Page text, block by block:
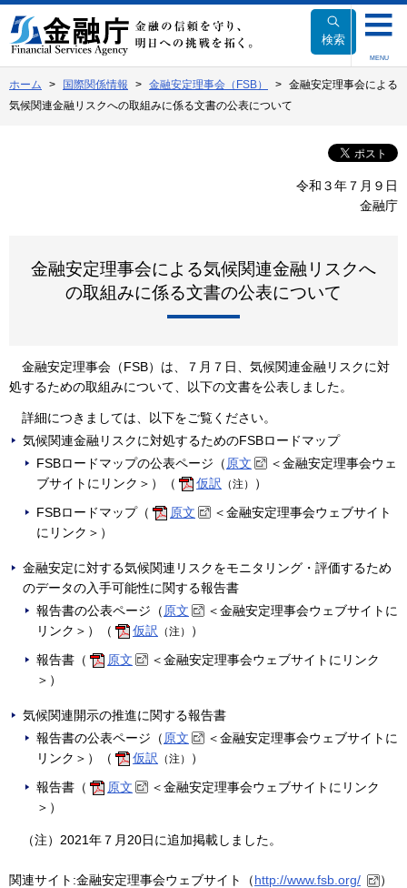
文
へ
動
検索
MENU
ホーム 国際関係情報 金融安定理事会（FSB）
金融安定理事会による
気候関連金融リスクへの取組みに係る文書の公表について
令和３年７月９日
金融庁
金融安定理事会による気候関連金融リスクへ
の取組みに係る文書の公表について
金融安定理事会（FSB）は、７月７日、気候関連金融リスクに対
処するための取組みについて、以下の文書を公表しました。
詳細につきましては、以下をご覧ください。
気候関連金融リスクに対処するためのFSBロードマップ
FSBロードマップの公表ページ（ 原文
＜金融安定理事会ウェ
ブサイトにリンク＞）（
仮訳 （注）
）
FSBロードマップ（
原文
＜金融安定理事会ウェブサイト
にリンク＞）
金融安定に対する気候関連リスクをモニタリング・評価するため
のデータの入手可能性に関する報告書
報告書の公表ページ（ 原文
＜金融安定理事会ウェブサイトに
リンク＞）（
仮訳 （注）
）
報告書（
原文
＜金融安定理事会ウェブサイトにリンク
＞）
気候関連開示の推進に関する報告書
報告書の公表ページ（ 原文
＜金融安定理事会ウェブサイトに
リンク＞）（
仮訳 （注）
）
報告書（
原文
＜金融安定理事会ウェブサイトにリンク
＞）
（注）2021年７月20日に追加掲載しました。
関連サイト:金融安定理事会ウェブサイト（http://www.fsb.org/ ）